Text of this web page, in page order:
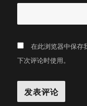
在此浏览器中保存
下次评论时使用。